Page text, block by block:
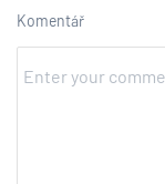
Komentář